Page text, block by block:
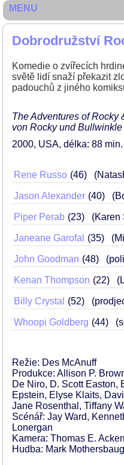
Dobrodružství
Komedie o zvířecích
světě lidí snaží překazit
padouchů z jiného
The Adventures of Rocky
von Rocky und Bullwinkle
2000 USA délka: 88 min
Rene Russo 46
Jason Alexander 40
Piper Perab 23 (Karen
Janeane Garofal 35
John Goodman 48
Kenan Thompson 22
Billy Crystal 52
Whoopi Goldberg 44
Režie: Des McAnuff
Produkce: Allison P.
De Niro, D. Scott Easton,
Epstein, Elyse Klaits,
Jane Rosenthal, Tiffany
Scénář: Jay Ward,
Lonergan
Kamera: Thomas E.
Hudba: Mark
MENU